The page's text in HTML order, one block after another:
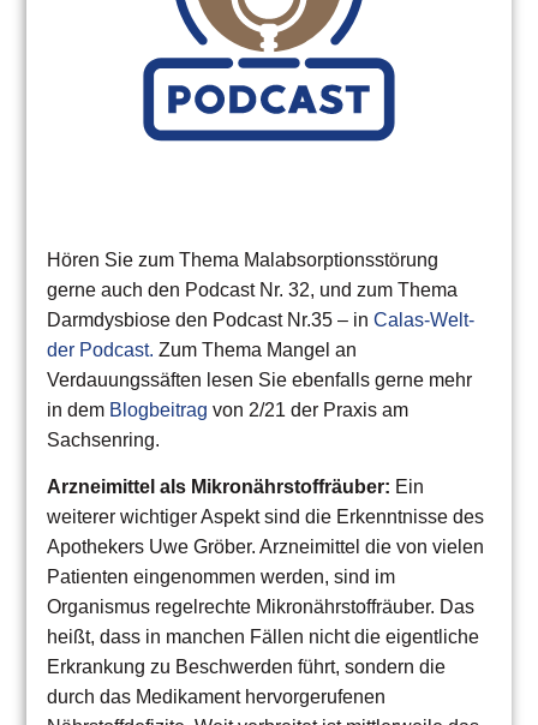
Hören Sie zum Thema Malabsorptionsstörung
gerne auch den Podcast Nr. 32, und zum Thema
Darmdysbiose den Podcast Nr.35 – in Calas-Welt-
der Podcast. Zum Thema Mangel an
Verdauungssäften lesen Sie ebenfalls gerne mehr
in dem Blogbeitrag von 2/21 der Praxis am
Sachsenring.
Arzneimittel als Mikronährstoffräuber: Ein
weiterer wichtiger Aspekt sind die Erkenntnisse des
Apothekers Uwe Gröber. Arzneimittel die von vielen
Patienten eingenommen werden, sind im
Organismus regelrechte Mikronährstoffräuber. Das
heißt, dass in manchen Fällen nicht die eigentliche
Erkrankung zu Beschwerden führt, sondern die
durch das Medikament hervorgerufenen